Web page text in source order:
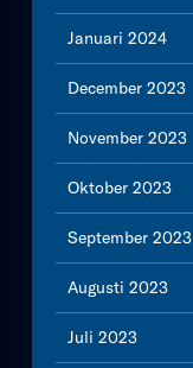
Januari 2024
December 2023
November 2023
Oktober 2023
September 2023
Augusti 2023
Juli 2023